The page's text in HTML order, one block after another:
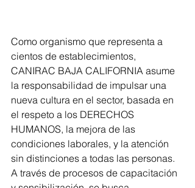
Como organismo que representa a
cientos de establecimientos,
CANIRAC BAJA CALIFORNIA asume
la responsabilidad de impulsar una
nueva cultura en el sector, basada en
el respeto a los DERECHOS
HUMANOS, la mejora de las
condiciones laborales, y la atención
sin distinciones a todas las personas.
A través de procesos de capacitación